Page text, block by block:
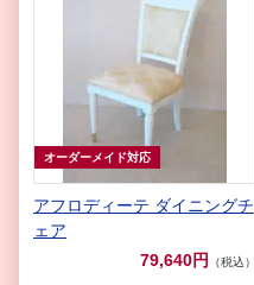
オーダーメイド対応
アフロディーテ ダイニングチ
ェア
79,640円
（税込）